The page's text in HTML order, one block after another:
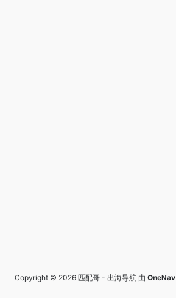
Copyright © 2026 匹配哥 - 出海导航 由 OneNav